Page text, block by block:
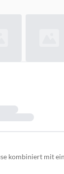
kombiniert mit